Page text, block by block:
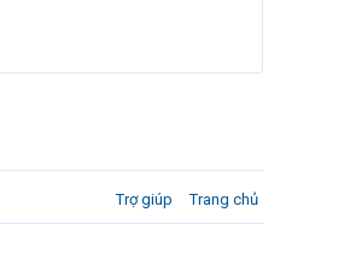
Trợ giúp Trang chủ